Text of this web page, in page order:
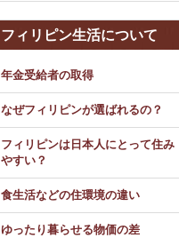
フィリピン生活について
年金受給者の取得
なぜフィリピンが選ばれるの？
フィリピンは日本人にとって住み
やすい？
食生活などの住環境の違い
ゆったり暮らせる物価の差